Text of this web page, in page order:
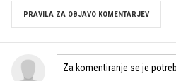
PRAVILA ZA OBJAVO KOMENTARJEV